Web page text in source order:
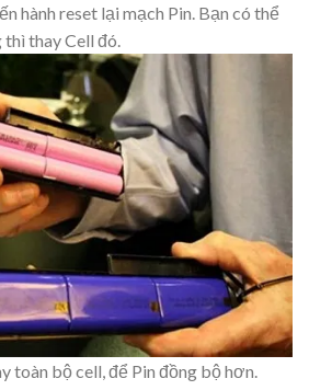
hành reset lại mạch Pin. Bạn có thể
thay Cell đó.
toàn bộ cell, để Pin đồng bộ hơn.